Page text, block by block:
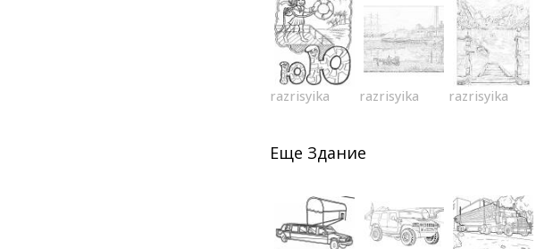
razrisyika razrisyika razrisyika
Еще Здание